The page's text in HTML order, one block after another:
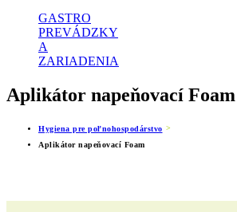
GASTRO
PREVÁDZKY
A
ZARIADENIA
Aplikátor napeňovací Foam
Hygiena pre poľnohospodárstvo
Aplikátor napeňovací Foam